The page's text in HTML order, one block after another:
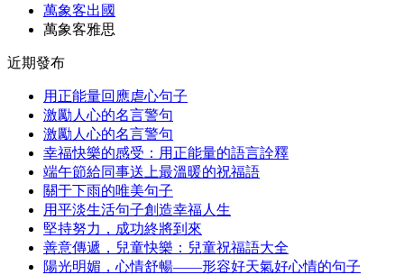
萬象客出國
萬象客雅思
近期發布
用正能量回應虐心句子
激勵人心的名言警句
激勵人心的名言警句
幸福快樂的感受：用正能量的語言詮釋
端午節給同事送上最溫暖的祝福語
關于下雨的唯美句子
用平淡生活句子創造幸福人生
堅持努力，成功終將到來
善意傳遞，兒童快樂：兒童祝福語大全
陽光明媚，心情舒暢——形容好天氣好心情的句子